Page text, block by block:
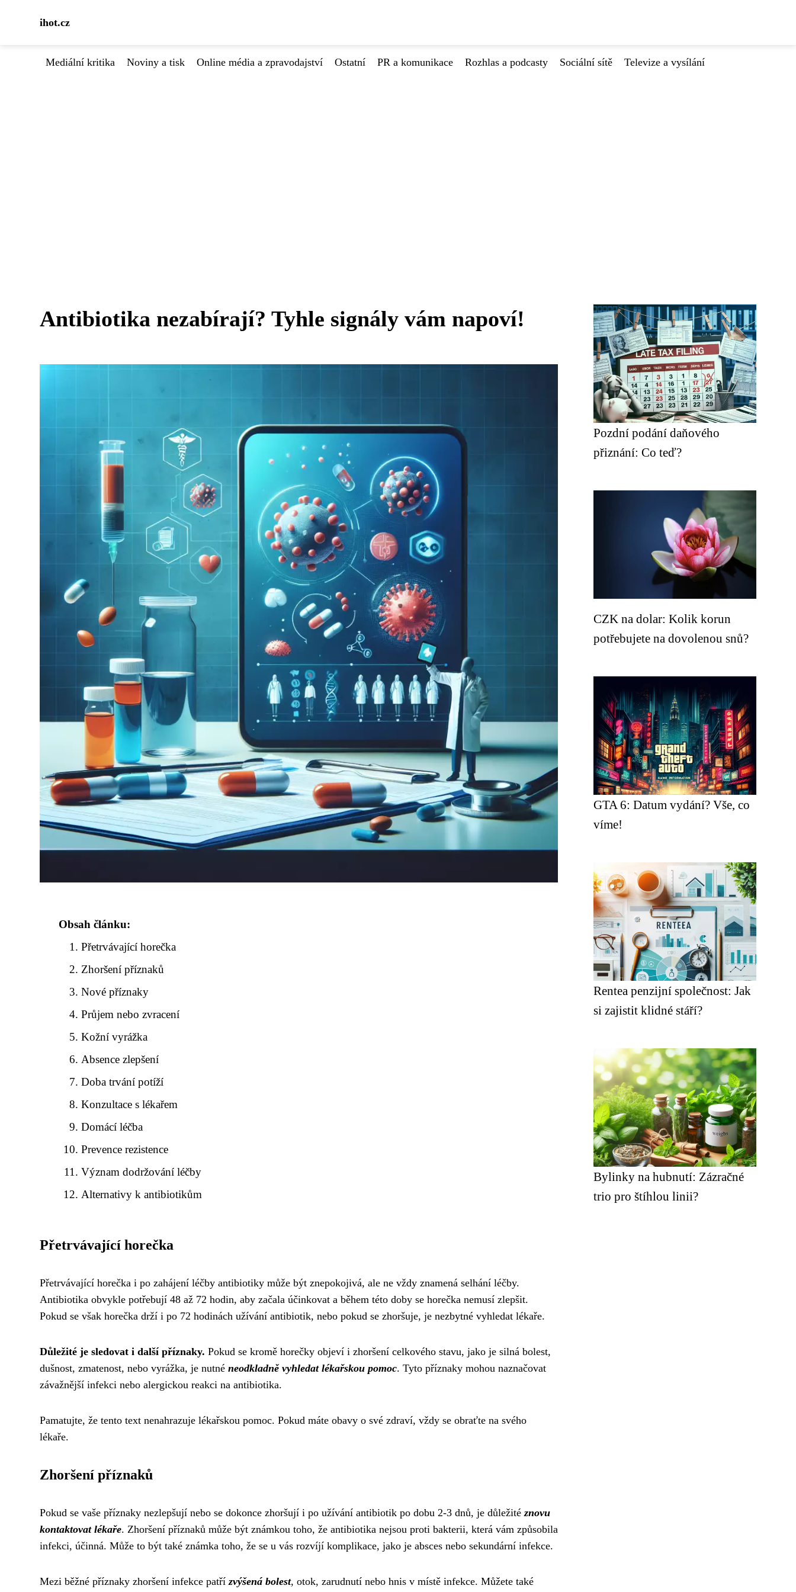
ihot.cz
Mediální kritika Noviny a tisk Online média a zpravodajství Ostatní PR a komunikace Rozhlas a podcasty Sociální sítě Televize a vysílání
Antibiotika nezabírají? Tyhle signály vám napoví!
Obsah článku:
Přetrvávající horečka
Zhoršení příznaků
Nové příznaky
Průjem nebo zvracení
Kožní vyrážka
Absence zlepšení
Doba trvání potíží
Konzultace s lékařem
Domácí léčba
Prevence rezistence
Význam dodržování léčby
Alternativy k antibiotikům
Přetrvávající horečka
Přetrvávající horečka i po zahájení léčby antibiotiky může být znepokojivá, ale ne vždy znamená selhání léčby.
Antibiotika obvykle potřebují 48 až 72 hodin, aby začala účinkovat a během této doby se horečka nemusí zlepšit.
Pokud se však horečka drží i po 72 hodinách užívání antibiotik, nebo pokud se zhoršuje, je nezbytné vyhledat lékaře.
Důležité je sledovat i další příznaky. Pokud se kromě horečky objeví i zhoršení celkového stavu, jako je silná bolest,
dušnost, zmatenost, nebo vyrážka, je nutné neodkladně vyhledat lékařskou pomoc. Tyto příznaky mohou naznačovat
závažnější infekci nebo alergickou reakci na antibiotika.
Pamatujte, že tento text nenahrazuje lékařskou pomoc. Pokud máte obavy o své zdraví, vždy se obraťte na svého
lékaře.
Zhoršení příznaků
Pokud se vaše příznaky nezlepšují nebo se dokonce zhoršují i po užívání antibiotik po dobu 2-3 dnů, je důležitéznovu
kontaktovat lékaře. Zhoršení příznaků může být známkou toho, že antibiotika nejsou proti bakterii, která vám způsobila
infekci, účinná. Může to být také známka toho, že se u vás rozvíjí komplikace, jako je absces nebo sekundární infekce.
Mezi běžné příznaky zhoršení infekce patřízvýšená bolest, otok, zarudnutí nebo hnis v místě infekce. Můžete také
Pozdní podání daňového
přiznání: Co teď?
CZK na dolar: Kolik korun
potřebujete na dovolenou snů?
GTA 6: Datum vydání? Vše, co
víme!
Rentea penzijní společnost: Jak
si zajistit klidné stáří?
Bylinky na hubnutí: Zázračné
trio pro štíhlou linii?